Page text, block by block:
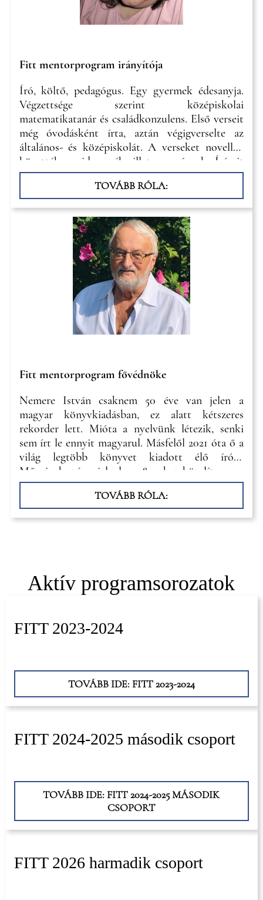
Fitt mentorprogram irányítója
Író, költő, pedagógus. Egy gyermek édesanyja.
Végzettsége szerint középiskolai
matematikatanár és családkonzulens. Első verseit
még óvodásként írta, aztán végigverselte az
általános- és középiskolát. A verseket novellák
követték, majd mesék, illetve regények. Írásait
azonban megtartotta magának egészen 2007-ig.
Ekkor, egy irodalmi pályázat hatására lépett a
nyilvánosság elé.
TOVÁBB RÓLA:
Fitt mentorprogram fővédnöke
Nemere István csaknem 50 éve van jelen a
magyar könyvkiadásban, ez alatt kétszeres
rekorder lett. Mióta a nyelvünk létezik, senki
sem írt le ennyit magyarul. Másfelől 2021 óta ő a
világ legtöbb könyvet kiadott élő írója.
Műveinek száma jelenleg a 800-hoz közelít.
TOVÁBB RÓLA:
Aktív programsorozatok
FITT 2023-2024
TOVÁBB IDE: FITT 2023-2024
FITT 2024-2025 második csoport
TOVÁBB IDE: FITT 2024-2025 MÁSODIK
CSOPORT
FITT 2026 harmadik csoport